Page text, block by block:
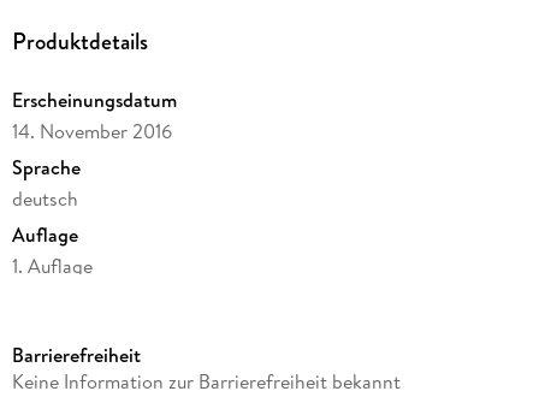
Produktdetails
Erscheinungsdatum
14. November 2016
Sprache
deutsch
Auflage
1. Auflage
Autor/Autorin
Barrierefreiheit
Keine Information zur Barrierefreiheit bekannt